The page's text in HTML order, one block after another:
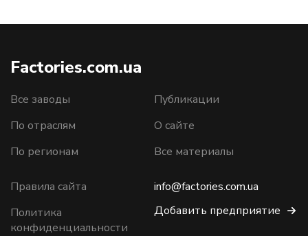
Factories.com.ua
Все заводы
По отраслям
По регионам
Публикации
О сайте
Все материалы
Правила сайта
Политика
конфиденциальности
info@factories.com.ua
Добавить предприятие